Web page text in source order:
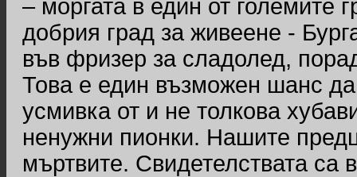
– моргата в един от големите
добрия град за живеене -
във фризер за сладолед,
Това е един възможен шанс
усмивка от и не толкова
ненужни пионки. Нашите
мъртвите. Свидетелствата са